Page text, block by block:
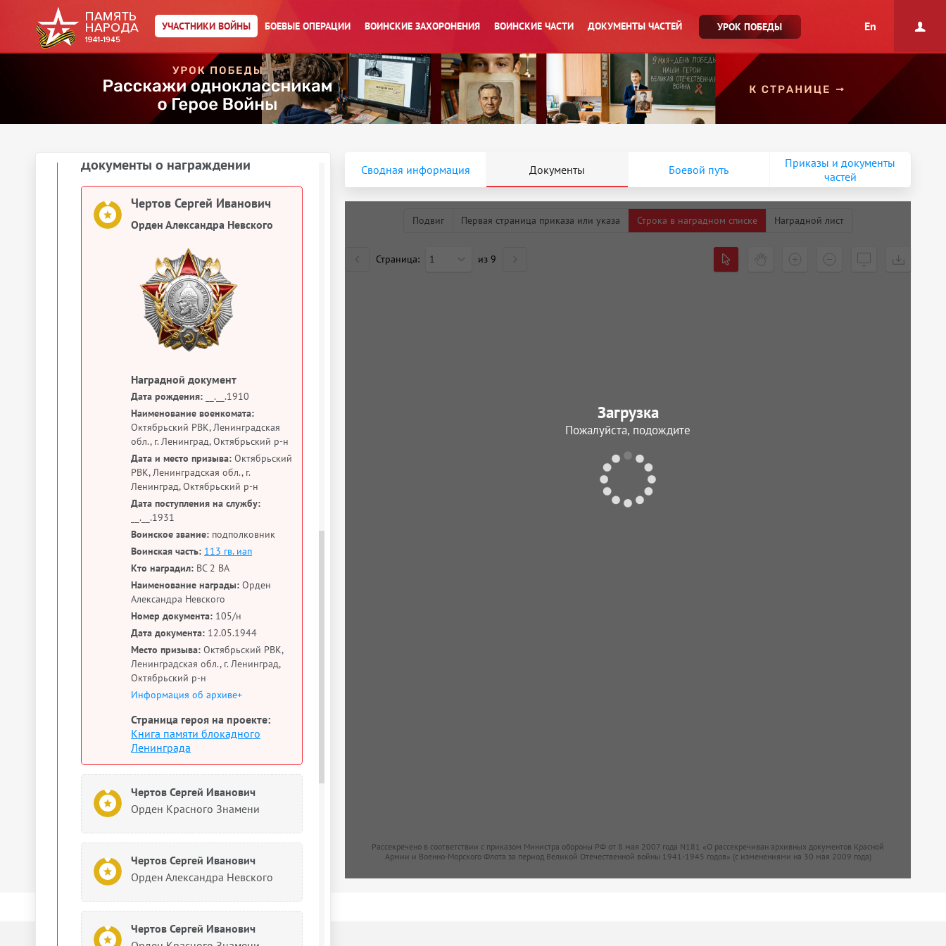
УЧАСТНИКИ ВОЙНЫ БОЕВЫЕ ОПЕРАЦИИ ВОИНСКИЕ ЗАХОРОНЕНИЯ ВОИНСКИЕ ЧАСТИ ДОКУМЕНТЫ ЧАСТЕЙ УРОК ПОБЕДЫ En
Чертов Сергей Иванович
Орден Красного Знамени
Чертов Сергей Иванович
Орден Красного Знамени
Документы о награждении
Чертов Сергей Иванович
Орден Александра Невского
Наградной документ
Дата рождения: __.__.1910
Наименование военкомата:
Октябрьский РВК, Ленинградская
обл., г. Ленинград, Октябрьский р-н
Дата и место призыва: Октябрьский
РВК, Ленинградская обл., г.
Ленинград, Октябрьский р-н
Дата поступления на службу:
__.__.1931
Воинское звание: подполковник
Воинская часть: 113 гв. иап
Кто наградил: ВС 2 ВА
Наименование награды: Орден
Александра Невского
Номер документа: 105/н
Дата документа: 12.05.1944
Место призыва: Октябрьский РВК,
Ленинградская обл., г. Ленинград,
Октябрьский р-н
Информация об архиве+
Страница героя на проекте:
Книга памяти блокадного
Ленинграда
Чертов Сергей Иванович
Орден Красного Знамени
Чертов Сергей Иванович
Орден Александра Невского
Чертов Сергей Иванович
Сводная информация Документы Боевой путь
Приказы и документы
частей
Подвиг Первая страница приказа или указа Строка в наградном списке Наградной лист
Страница: 1 из 9
Рассекречено в соответствии с приказом Министра обороны РФ от 8 мая 2007 года N181 «О рассекречиван архивных документов Красной
Армии и Военно-Морского Флота за период Великой Отечественной войны 1941-1945 годов» (с изменениями на 30 мая 2009 года)
Загрузка
Пожалуйста, подождите